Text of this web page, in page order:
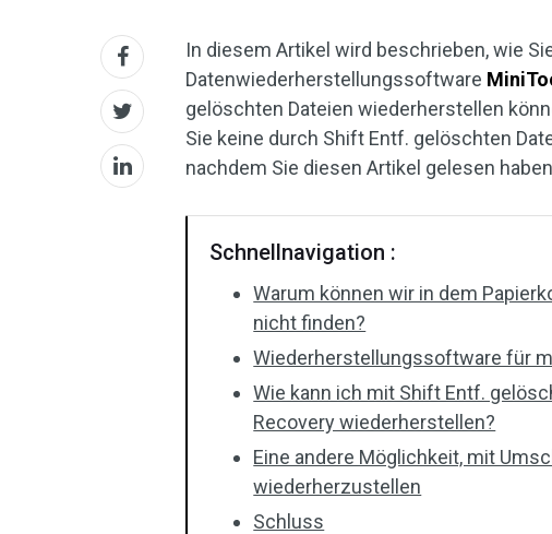
In diesem Artikel wird beschrieben, wie
Datenwiederherstellungssoftware
gelöschten Dateien wiederherstellen
Sie keine durch Shift Entf. gelöschten
nachdem Sie diesen Artikel gelesen
Schnellnavigation :
Warum können wir in dem
nicht finden?
Wiederherstellungssoftware für
Wie kann ich mit Shift Entf.
Recovery wiederherstellen?
Eine andere Möglichkeit, mit
wiederherzustellen
Schluss